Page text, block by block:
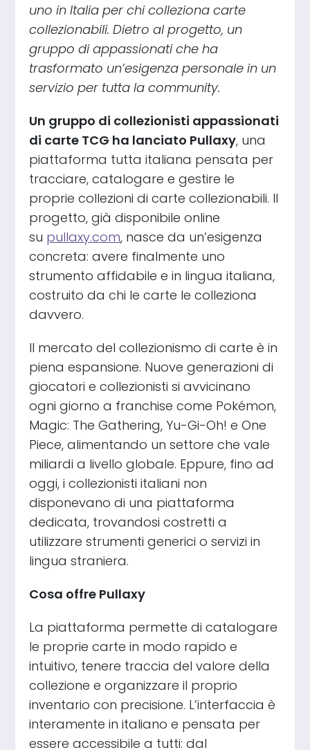
uno in Italia per chi colleziona carte
collezionabili. Dietro al progetto, un
gruppo di appassionati che ha
trasformato un’esigenza personale in un
servizio per tutta la community.
Un gruppo di collezionisti appassionati
di carte TCG ha lanciato Pullaxy, una
piattaforma tutta italiana pensata per
tracciare, catalogare e gestire le
proprie collezioni di carte collezionabili. Il
progetto, già disponibile online
su pullaxy.com, nasce da un’esigenza
concreta: avere finalmente uno
strumento affidabile e in lingua italiana,
costruito da chi le carte le colleziona
davvero.
Il mercato del collezionismo di carte è in
piena espansione. Nuove generazioni di
giocatori e collezionisti si avvicinano
ogni giorno a franchise come Pokémon,
Magic: The Gathering, Yu-Gi-Oh! e One
Piece, alimentando un settore che vale
miliardi a livello globale. Eppure, fino ad
oggi, i collezionisti italiani non
disponevano di una piattaforma
dedicata, trovandosi costretti a
utilizzare strumenti generici o servizi in
lingua straniera.
Cosa offre Pullaxy
La piattaforma permette di catalogare
le proprie carte in modo rapido e
intuitivo, tenere traccia del valore della
collezione e organizzare il proprio
inventario con precisione. L’interfaccia è
interamente in italiano e pensata per
essere accessibile a tutti: dal